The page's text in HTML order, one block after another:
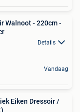
Walnoot - 220cm -
Details
Vandaag
Eiken Dressoir /